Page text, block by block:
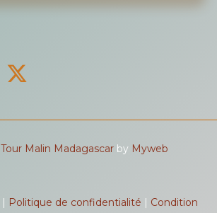
Tour Malin Madagascar by Myweb
Politique de confidentialité
Condition